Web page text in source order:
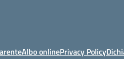
Albo onlinePrivacy Policy